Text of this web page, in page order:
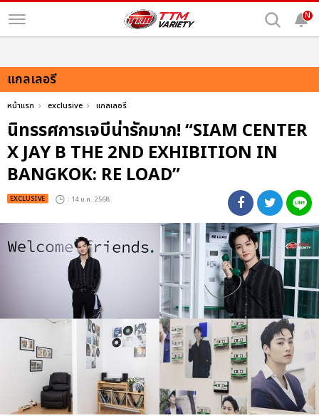
N
แกลเลอรี
หน้าแรก exclusive แกลเลอรี
นิทรรศการเจบีน่ารักมาก! “SIAM CENTER
X JAY B THE 2ND EXHIBITION IN
BANGKOK: RE LOAD”
EXCLUSIVE : 14 ม.ค. 2568